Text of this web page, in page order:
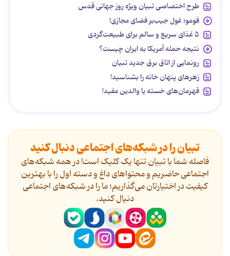
طرح اختصاصی تبیان ویژه روز جهانی قدس
فومو؛ غول جیب‌بر فضای مجازی!
۵ غذای سریع و سالم برای طبیعت‌گردی
نتیجه حمله آمریکا به ایران چیست؟
رونمایی از اتاق برق جدید تبیان
زهرهای پنهان خانه را بشناسید!
قهرمان‌های خسته یا والدین مفید!
تبیان را در شبکه‌های اجتماعی دنبال کنید
فاصله شما با تبیان تنها یک کلیک است! در همه شبکه‌های
اجتماعی حاضریم و محتواهای داغ و دسته اول را با بهترین
کیفیت در اختیارتان می‌گذاریم؛ ما را در شبکه‌های اجتماعی
دنیال کنید.